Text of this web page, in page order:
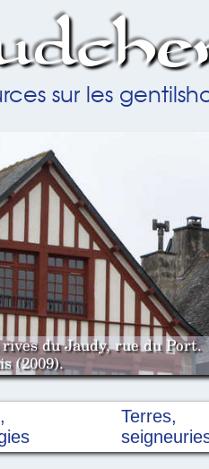
sur les
du Jaudy, rue du Port.
(2009).
Terres,